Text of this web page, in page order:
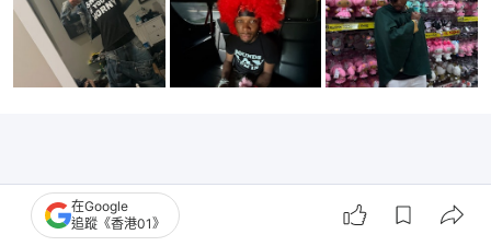
在Google
追蹤《香港01》